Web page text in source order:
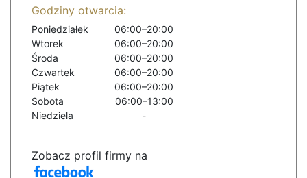
Godziny otwarcia:
Poniedziałek
06:00–20:00
Wtorek
06:00–20:00
Środa
06:00–20:00
Czwartek
06:00–20:00
Piątek
06:00–20:00
Sobota
06:00–13:00
Niedziela
-
Zobacz profil firmy na